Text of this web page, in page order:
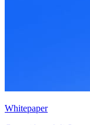
Whitepaper